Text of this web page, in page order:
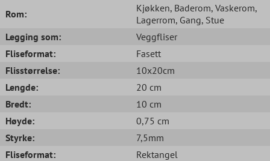
Rom:
Kjøkken, Baderom, Vaskerom,
Lagerrom, Gang, Stue
Legging som:
Veggfliser
Fliseformat:
Fasett
Flisstørrelse:
10x20cm
Lengde:
20 cm
Bredt:
10 cm
Høyde:
0,75 cm
Styrke:
7,5mm
Fliseformat:
Rektangel